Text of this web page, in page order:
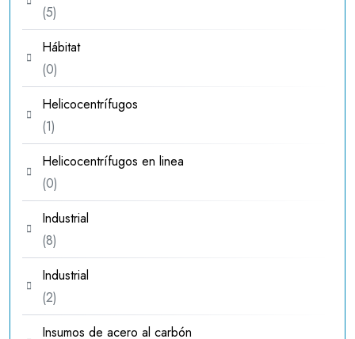
55
productos
Hábitat
00
productos
Helicocentrífugos
11
producto
Helicocentrífugos en linea
00
productos
Industrial
88
productos
Industrial
22
productos
Insumos de acero al carbón